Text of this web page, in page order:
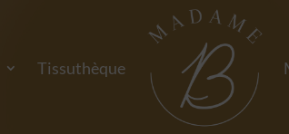
Tissuthèque